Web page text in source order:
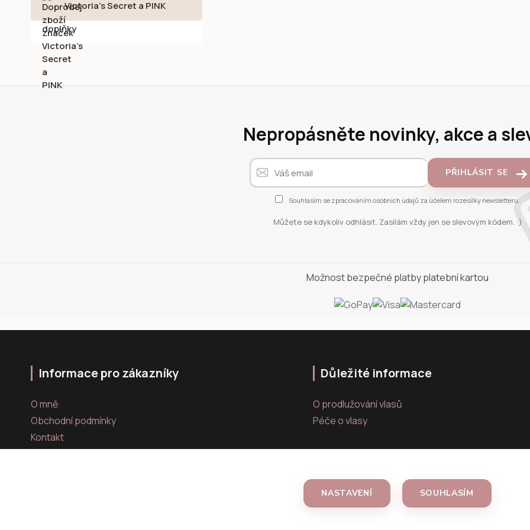
Victoria's Secret a PINK
Nepropásněte novinky, akce a
PŘIHLÁSIT SE
Souhlasím se zpracováním osobních údajů za účelem rozesílky newsletteru.
Můžete se kdykoliv odhlásit. Zasílám vždy jen se slevovým kódem. :)
Možnost bezpečné platby platební kartou
Informace pro zákazníky
O mně
Obchodní podmínky
Kontakt
Důležité informace
O prodlužování vlasů
Péče o vlasy
NASTAVENÍ SOUHLASÍM